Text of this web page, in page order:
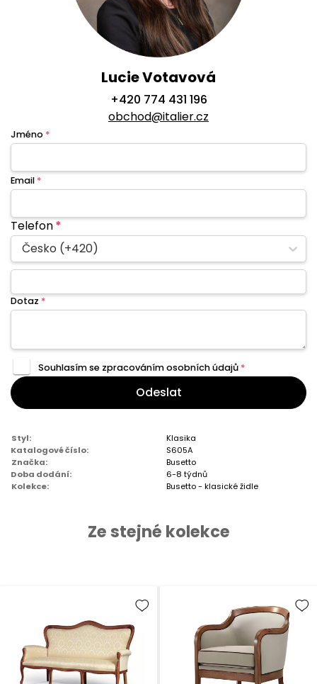
Lucie Votavová
+420 774 431 196
obchod@italier.cz
Jméno *
Email *
Telefon*
Česko (+420)
Dotaz *
Souhlasím se zpracovánímosobních údajů *
Odeslat
Styl:
Klasika
Katalogové číslo:
S605A
Značka:
Busetto
Doba dodání:
6-8 týdnů
Kolekce:
Busetto - klasické židle
Ze stejné kolekce